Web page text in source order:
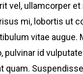
vel, ullamcorper et
mi, lobortis ut
vitae augue.
pulvinar id
quam. Suspendisse